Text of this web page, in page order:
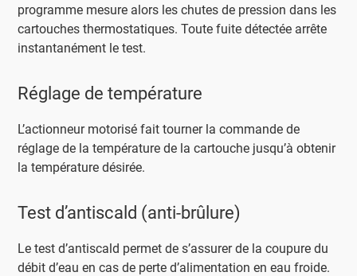
programme mesure alors les chutes de pression dans les
cartouches thermostatiques. Toute fuite détectée arrête
instantanément le test.
Réglage de température
L’actionneur motorisé fait tourner la commande de
réglage de la température de la cartouche jusqu’à obtenir
la température désirée.
Test d’antiscald (anti-brûlure)
Le test d’antiscald permet de s’assurer de la coupure du
débit d’eau en cas de perte d’alimentation en eau froide.